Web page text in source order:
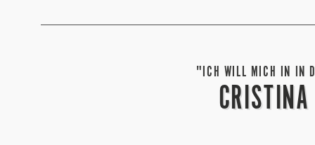
"ICH WILL MICH IN IN